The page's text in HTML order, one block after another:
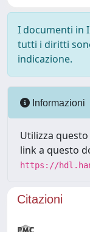
I documenti in
tutti i diritti
indicazione.
Informazioni
Utilizza
link a questo
https://
Citazioni